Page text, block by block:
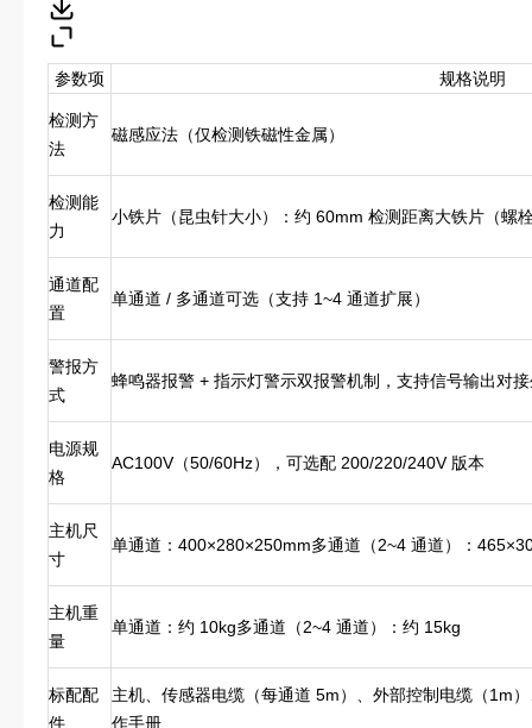
参数项 规格说明
检测方
法
磁感应法（仅检测铁磁性金属）
检测能
力
小铁片（昆虫针大小）：约 60mm 检测距离大铁片（螺
通道配
置
单通道 / 多通道可选（支持 1~4 通道扩展）
警报方
式
蜂鸣器报警 + 指示灯警示双报警机制，支持信号输出对
电源规
格
AC100V（50/60Hz），可选配 200/220/240V 版本
主机尺
寸
单通道：400×280×250mm多通道（2~4 通道）：
主机重
量
单通道：约 10kg多通道（2~4 通道）：约 15kg
标配配
件
主机、传感器电缆（每通道 5m）、外部控制电缆（1m
作手册